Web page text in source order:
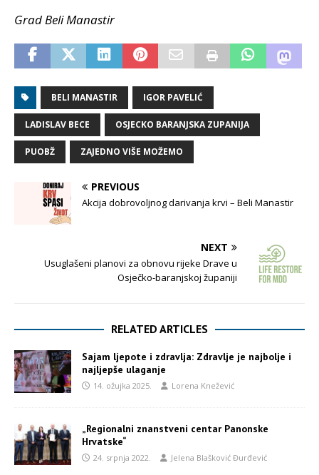
Grad Beli Manastir
BELI MANASTIR IGOR PAVELIĆ
LADISLAV BECE OSJECKO BARANJSKA ZUPANIJA
PUOBŽ ZAJEDNO VIŠE MOŽEMO
PREVIOUS
Akcija dobrovoljnog darivanja krvi – Beli Manastir
NEXT
Usuglašeni planovi za obnovu rijeke Drave u
Osječko-baranjskoj županiji
RELATED ARTICLES
Sajam ljepote i zdravlja: Zdravlje je najbolje i
najljepše ulaganje
14. ožujka 2025. Lorena Knežević
„Regionalni znanstveni centar Panonske
Hrvatske“
24. srpnja 2022. Jelena Blašković Đurđević